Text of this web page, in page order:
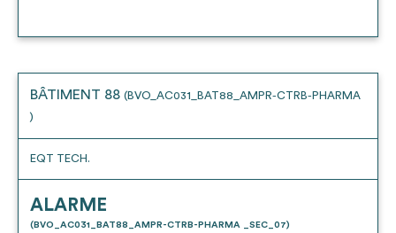
BÂTIMENT 88 (BVO_AC031_BAT88_AMPR-CTRB-PHARMA
)
EQT TECH.
ALARME
(BVO_AC031_BAT88_AMPR-CTRB-PHARMA _SEC_07)